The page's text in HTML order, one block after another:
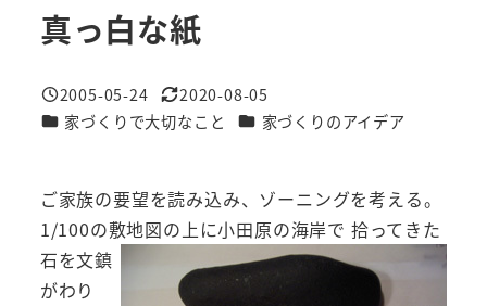
真っ白な紙
投稿日
2005-05-24
更新日
2020-08-05
カテゴリー
家づくりで大切なこと カテゴリー
家づくりのアイデア
ご家族の要望を読み込み、ゾーニングを考える。
1/100の敷地図の上に小田原の海岸で 拾ってきた
石を文鎮
がわり